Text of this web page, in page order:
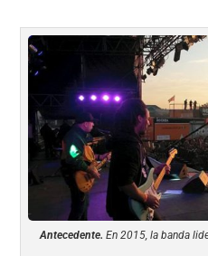
Antecedente. En 2015, la banda